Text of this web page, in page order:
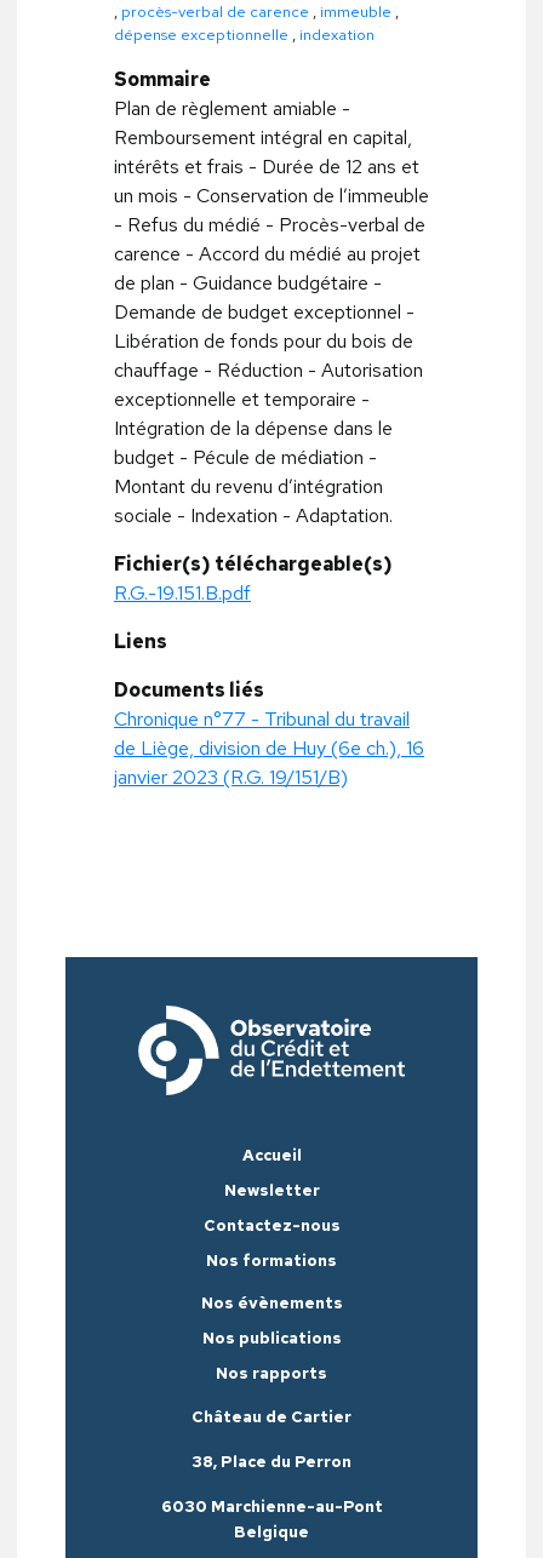
, procès-verbal de carence , immeuble ,
dépense exceptionnelle , indexation
Sommaire
Plan de règlement amiable -
Remboursement intégral en capital,
intérêts et frais - Durée de 12 ans et
un mois - Conservation de l’immeuble
- Refus du médié - Procès-verbal de
carence - Accord du médié au projet
de plan - Guidance budgétaire -
Demande de budget exceptionnel -
Libération de fonds pour du bois de
chauffage - Réduction - Autorisation
exceptionnelle et temporaire -
Intégration de la dépense dans le
budget - Pécule de médiation -
Montant du revenu d’intégration
sociale - Indexation - Adaptation.
Fichier(s) téléchargeable(s)
R.G.-19.151.B.pdf
Liens
Documents liés
Chronique n°77 - Tribunal du travail
de Liège, division de Huy (6e ch.), 16
janvier 2023 (R.G. 19/151/B)
Accueil
Newsletter
Contactez-nous
Nos formations
Nos évènements
Nos publications
Nos rapports
Château de Cartier
38, Place du Perron
6030 Marchienne-au-Pont
Belgique